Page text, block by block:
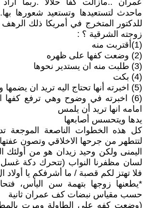
عمران ..مازالت كفا حلالا .ربما
ماحدث لتستعيدها وتستعيد شعورها
للدكتور المتخرج في أمريكا ذلك
زوجته الشرقية ؟ :
(1)أقتربت منه
(2) وضعت كفها على ظهره
(3) طلبت منه ان يستدير نحوها
(4) بكت
(5) اخبرته أنها تحتاج اليه تريد ان يضمها وان يقترب منها
(6) اخبرته في وضوح وهي ترفع كفها
امامه انها تريد أن يلمس
يدها ويتحسس أصابعها
كل هذه الخطوات الناصعة الموجعة
لتتطهر من جرحها الاخلاقي وتصون
اليمنى ولكن وحيد زيدان هو من
لسان مظفرنا النواب (تتحرك دكة غسل
فلا تهتز لكم قصبة / ما أشرفكم يا أولاد
*يطعنها زوجها بتهمة سن اليأس،
حسب مقياس نبضات كف عمران ثانية
(وضعت كفه على الطاولة ومرت